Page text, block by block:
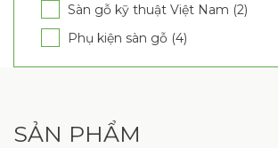
Sàn gỗ kỹ thuật Việt Nam (2)
Phụ kiện sàn gỗ (4)
SẢN PHẨM